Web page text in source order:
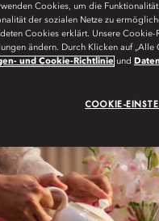
Cookies, um die
der sozialen Netze zu
Cookies erklärt. Unsere
ändern. Durch Klicken auf
und Cookie-Richtlinie und
COOKIE-